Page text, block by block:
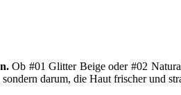
Ob #01 Glitter Beige oder #02
darum, die Haut frischer und